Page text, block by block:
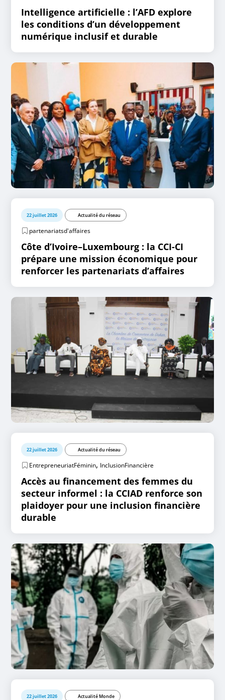
Intelligence artificielle : l’AFD explore
les conditions d’un développement
numérique inclusif et durable
22 juillet 2026 Actualité du réseau
partenariatsd'affaires
Côte d’Ivoire–Luxembourg : la CCI-CI
prépare une mission économique pour
renforcer les partenariats d’affaires
22 juillet 2026 Actualité du réseau
EntrepreneuriatFéminin, InclusionFinancière
Accès au financement des femmes du
secteur informel : la CCIAD renforce son
plaidoyer pour une inclusion financière
durable
22 juillet 2026 Actualité Monde